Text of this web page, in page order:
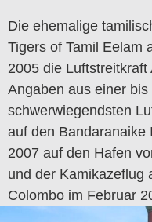
Die ehemalige
Tigers of Tamil Eelam
2005 die
Angaben aus einer
schwerwiegendsten
auf den Bandaranaike
2007 auf den Hafen
und der Kamikazeflug
Colombo im Februar